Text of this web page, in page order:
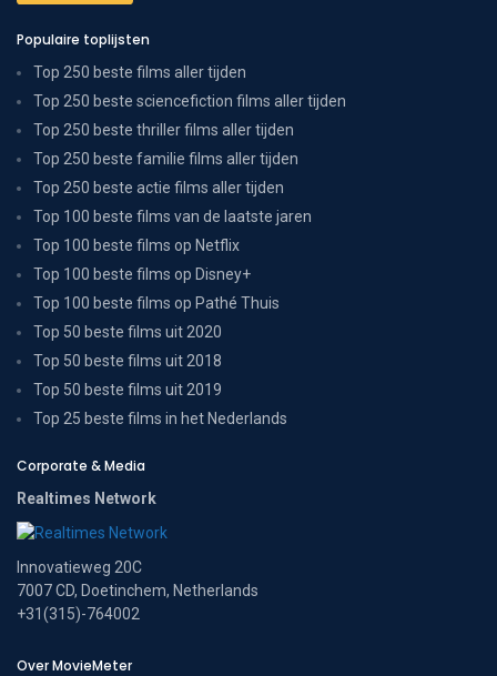
Populaire toplijsten
Top 250 beste films aller tijden
Top 250 beste sciencefiction films aller tijden
Top 250 beste thriller films aller tijden
Top 250 beste familie films aller tijden
Top 250 beste actie films aller tijden
Top 100 beste films van de laatste jaren
Top 100 beste films op Netflix
Top 100 beste films op Disney+
Top 100 beste films op Pathé Thuis
Top 50 beste films uit 2020
Top 50 beste films uit 2018
Top 50 beste films uit 2019
Top 25 beste films in het Nederlands
Corporate & Media
Realtimes Network
Innovatieweg 20C
7007 CD, Doetinchem, Netherlands
+31(315)-764002
Over MovieMeter